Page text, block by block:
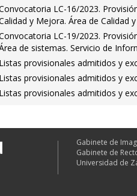
LC-16/2023.
y Mejora. Área de Calidad
LC-19/2023.
de sistemas. Servicio de
Listas provisionales admitidos y
Listas provisionales admitidos y
Listas provisionales admitidos y
Gabinete de
Gabinete de
Universidad de